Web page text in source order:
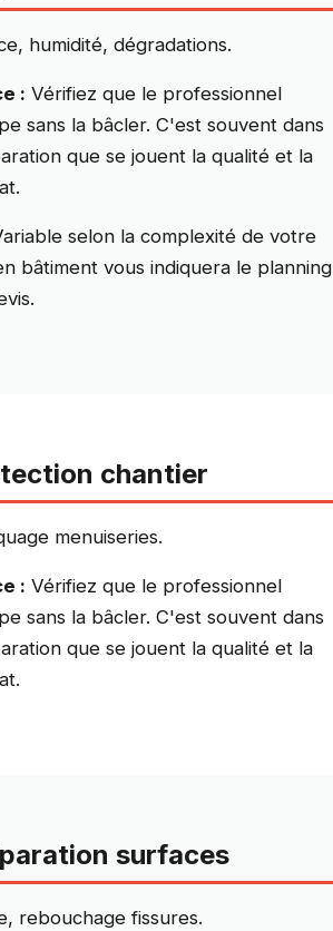
humidité, dégradations.
: Vérifiez que le professionnel
sans la bâcler. C'est souvent dans
que se jouent la qualité et la
selon la complexité de votre
bâtiment vous indiquera le planning
chantier
menuiseries.
: Vérifiez que le professionnel
sans la bâcler. C'est souvent dans
que se jouent la qualité et la
surfaces
rebouchage fissures.